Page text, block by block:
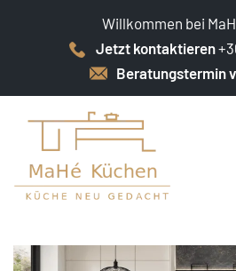
Willkommen bei
Jetzt kontaktieren
Beratungstermin